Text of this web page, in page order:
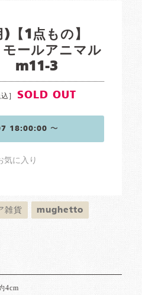
【1点もの】
ールアニマル
m11-3
] SOLD OUT
18:00:00 〜
気に入り
雑貨 mughetto
4cm